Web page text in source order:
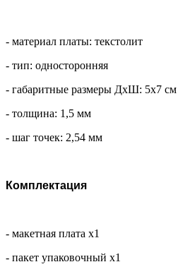
- материал платы: текстолит
- тип: односторонняя
- габаритные размеры ДхШ: 5х7 см
- толщина: 1,5 мм
- шаг точек: 2,54 мм
Комплектация
- макетная плата х1
- пакет упаковочный х1